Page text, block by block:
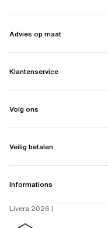
Advies op maat
Klantenservice
Volg ons
Veilig betalen
Informations
Livera 2026 |